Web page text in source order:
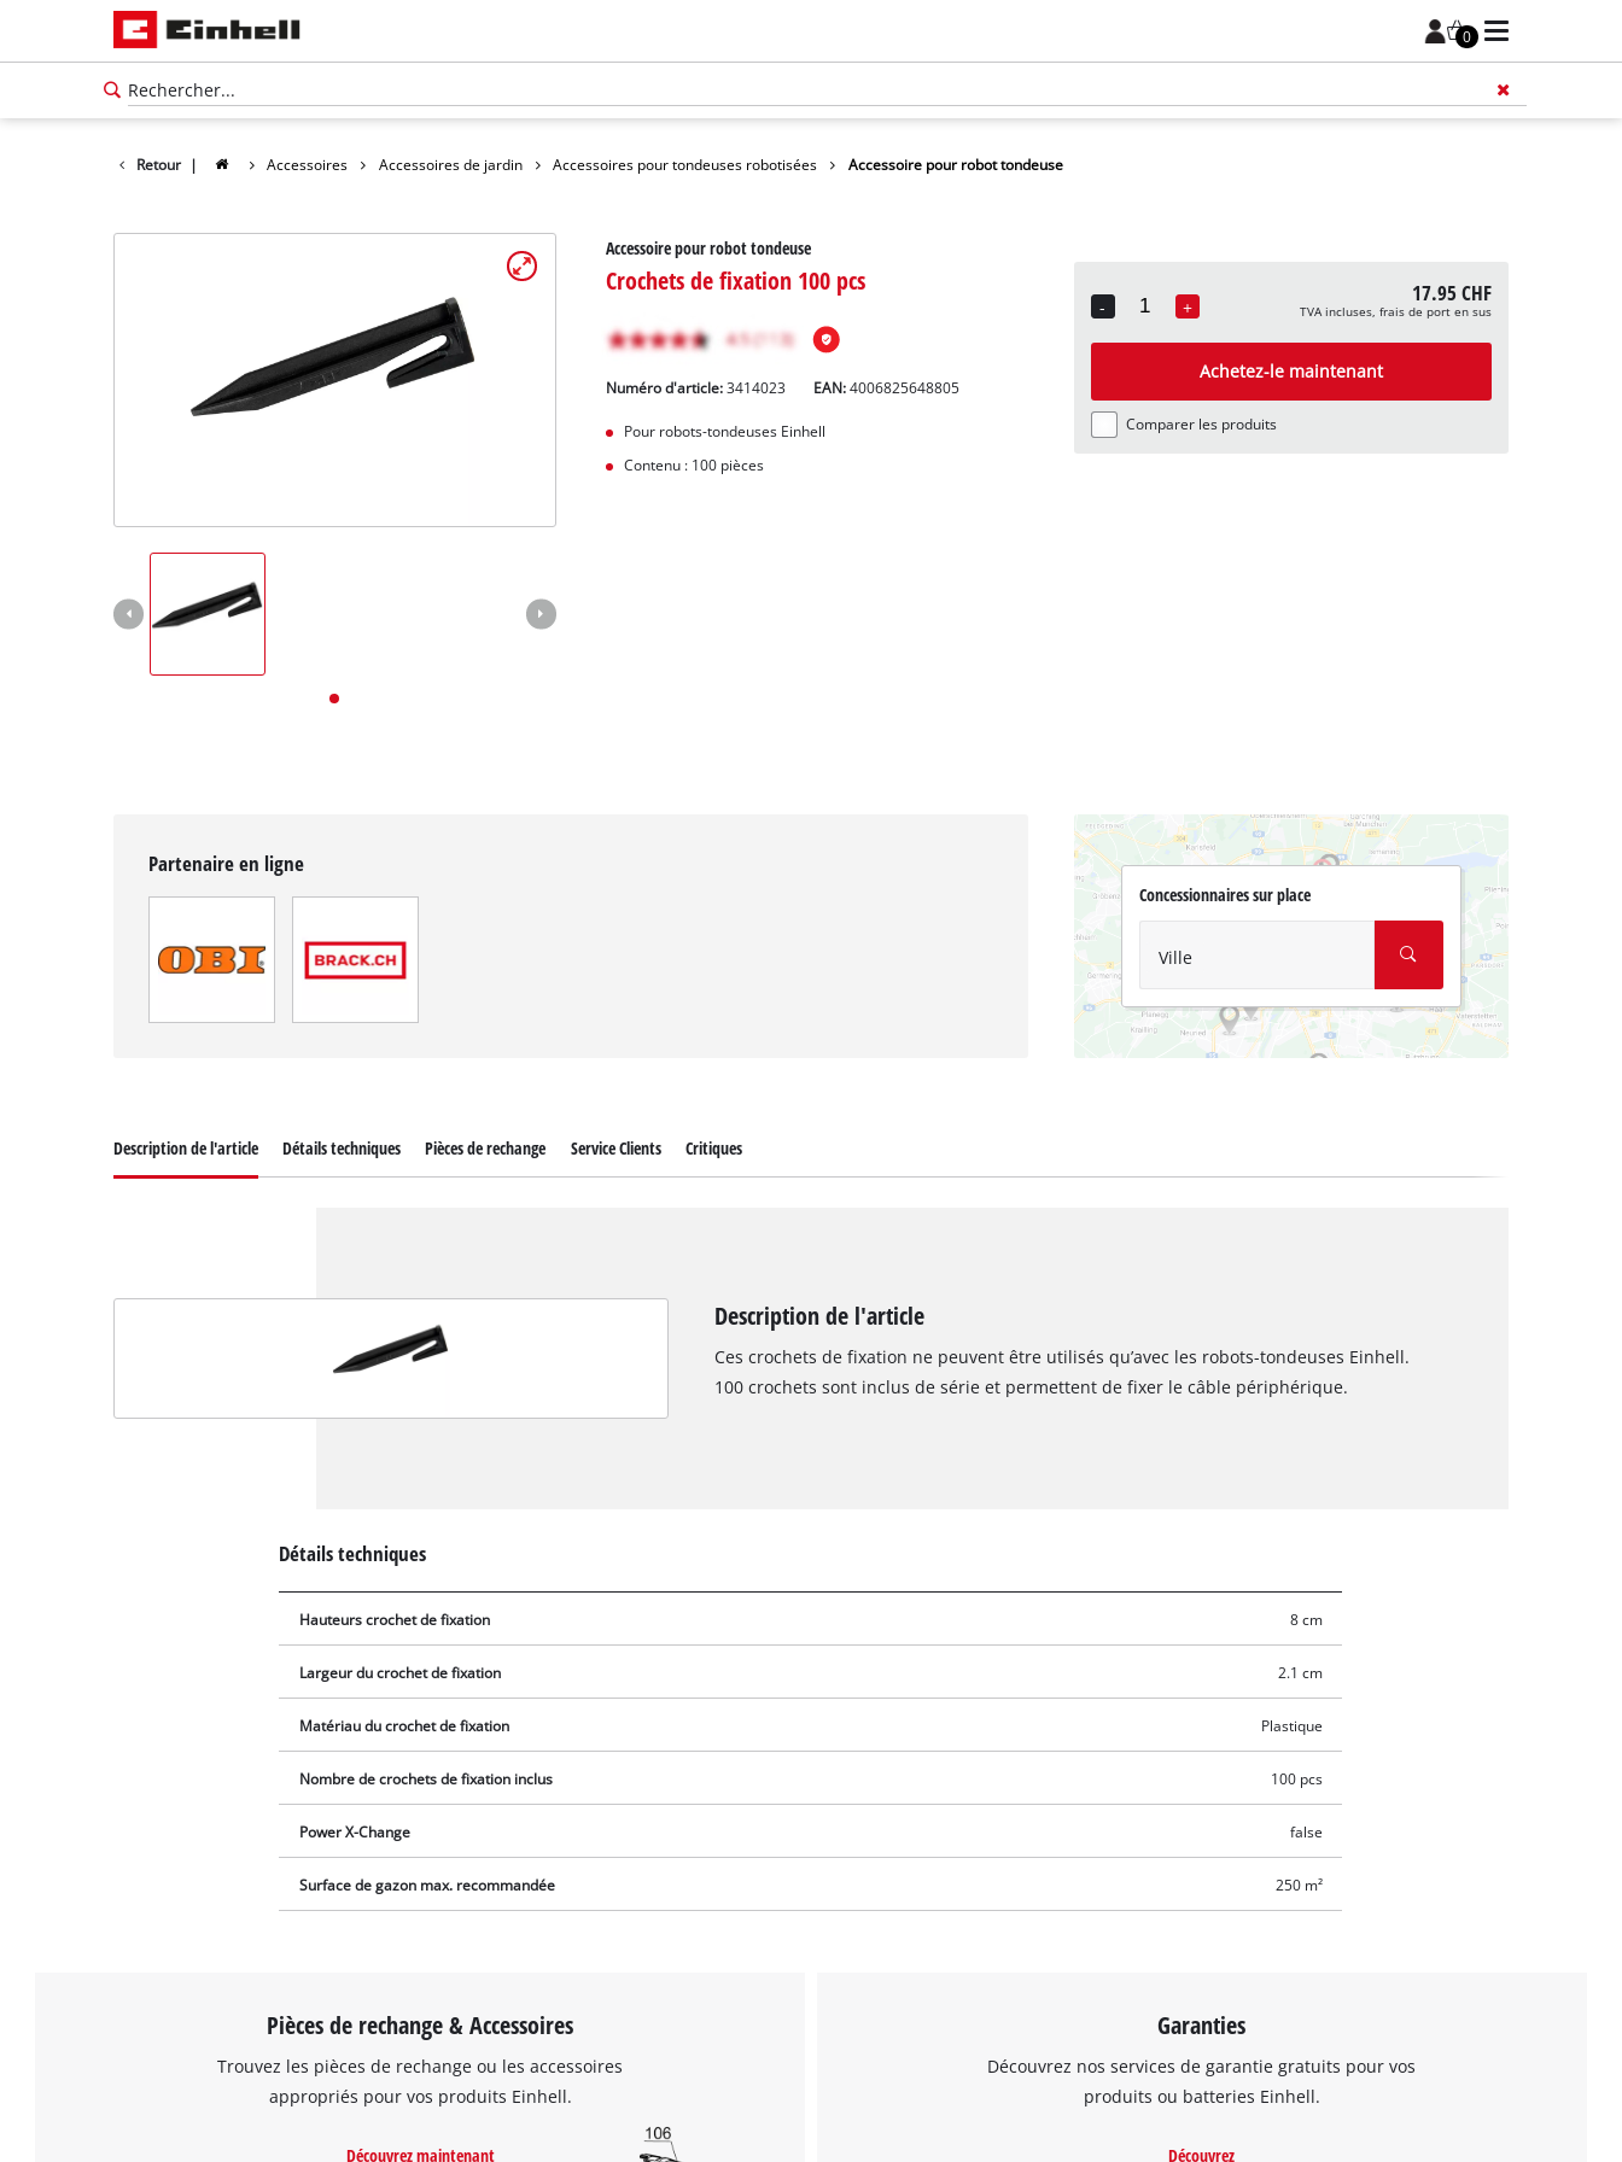
0
Retour | Accessoires Accessoires de jardin Accessoires pour tondeuses robotisées Accessoire pour robot tondeuse
Accessoire pour robot tondeuse
Crochets de fixation 100 pcs
Numéro d'article:3414023 EAN:4006825648805
Pour robots-tondeuses Einhell
Contenu : 100 pièces
-
Quantity
+ 17.95 CHF
TVA incluses, frais de port en sus
Achetez-le maintenant
Comparer les produits
Partenaire en ligne
Concessionnaires sur place
Ville
Description de l'article Détails techniques Pièces de rechange Service Clients Critiques
Description de l'article
Ces crochets de fixation ne peuvent être utilisés qu’avec les robots-tondeuses Einhell.
100 crochets sont inclus de série et permettent de fixer le câble périphérique.
Détails techniques
Hauteurs crochet de fixation 8 cm
Largeur du crochet de fixation 2.1 cm
Matériau du crochet de fixation Plastique
Nombre de crochets de fixation inclus 100 pcs
Power X-Change false
Surface de gazon max. recommandée 250 m²
Pièces de rechange & Accessoires
Trouvez les pièces de rechange ou les accessoires
appropriés pour vos produits Einhell.
Découvrez maintenant
Garanties
Découvrez nos services de garantie gratuits pour vos
produits ou batteries Einhell.
Découvrez